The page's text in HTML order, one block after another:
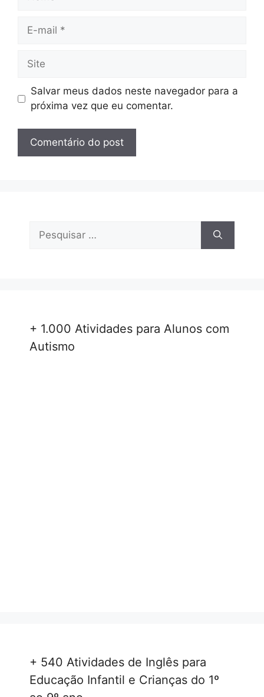
Site
Salvar meus dados neste navegador para a
próxima vez que eu comentar.
por:
+ 1.000 Atividades para Alunos com
Autismo
+ 540 Atividades de Inglês para
Educação Infantil e Crianças do 1º